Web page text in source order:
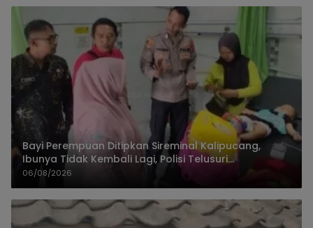
Bayi Perempuan Ditipkan Sireminal Kalipucang,
Ibunya Tidak Kembali Lagi, Polisi Telusuri
Keberadaan Orang Tua
06/08/2026